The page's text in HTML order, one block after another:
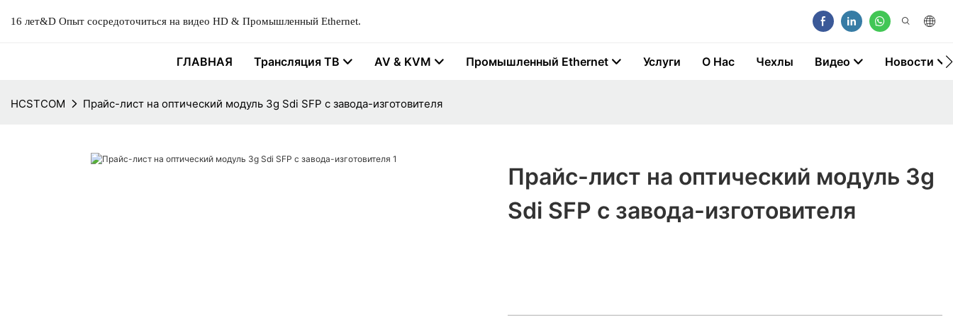
16 лет&D Опыт сосредоточиться на видео HD & Промышленный Ethernet.
ГЛАВНАЯ Трансляция ТВ AV & KVM Промышленный Ethernet Услуги О Нас Чехлы Видео Новости
HCSTCOM Прайс-лист на оптический модуль 3g Sdi SFP с завода-изготовителя
Прайс-лист на оптический модуль 3g
Sdi SFP с завода-изготовителя